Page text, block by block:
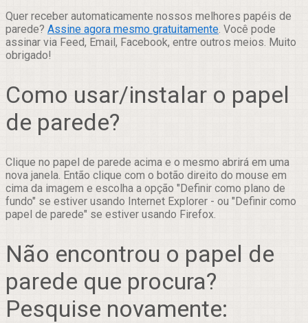
Quer receber automaticamente nossos melhores papéis de
parede? Assine agora mesmo gratuitamente. Você pode
assinar via Feed, Email, Facebook, entre outros meios. Muito
obrigado!
Como usar/instalar o papel
de parede?
Clique no papel de parede acima e o mesmo abrirá em uma
nova janela. Então clique com o botão direito do mouse em
cima da imagem e escolha a opção "Definir como plano de
fundo" se estiver usando Internet Explorer - ou "Definir como
papel de parede" se estiver usando Firefox.
Não encontrou o papel de
parede que procura?
Pesquise novamente: